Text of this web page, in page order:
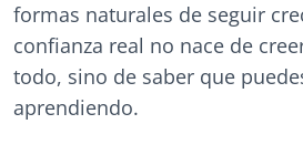
formas naturales de seguir
confianza real no nace de
todo, sino de saber que
aprendiendo.